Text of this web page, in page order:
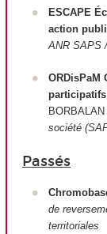
ESCAPE
action
ANR SAPS
ORDisPaM
société
Passés
de
territoriales